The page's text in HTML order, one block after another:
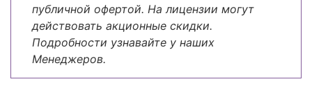
публичной офертой. На лицензии могут
действовать акционные скидки.
Подробности узнавайте у наших
Менеджеров.